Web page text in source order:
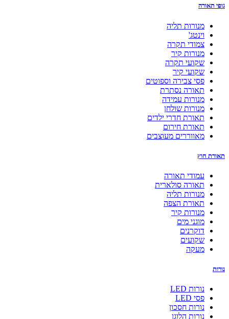
גופי תאורה
מנורות תליה
וינטג'
צמודי תקרה
מנורות קיר
שקועי תקרה
שקועי קיר
פסי צבירה וספוטים
תאורה נסתרת
מנורות עמידה
מנורות שולחן
תאורת חדרי ילדים
תאורת חירום
מאווררים מעוצבים
תאורת חוץ
עמודי תאורה
תאורה סולארית
מנורות תליה
תאורת הצפה
מנורות קיר
מוגני מים
דוקרנים
שקועים
מעקה
נורות
נורות LED
פסי LED
נורות חסכון
נורות הלוגן